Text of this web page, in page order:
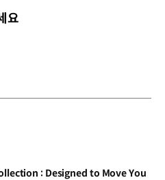
요
: Designed to Move You